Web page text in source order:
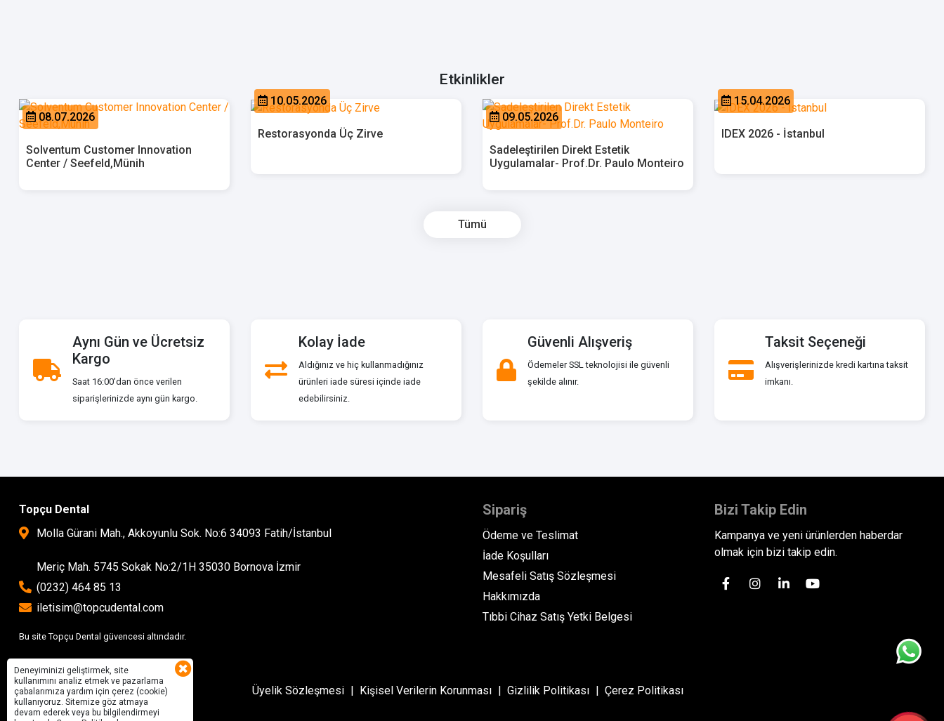
Etkinlikler
08.07.2026
Solventum Customer Innovation
Center / Seefeld,Münih
10.05.2026
Restorasyonda Üç Zirve
09.05.2026
Sadeleştirilen Direkt Estetik
Uygulamalar- Prof.Dr. Paulo Monteiro
15.04.2026
IDEX 2026 - İstanbul
Tümü
Aynı Gün ve Ücretsiz
Kargo
Saat 16:00’dan önce verilen
siparişlerinizde aynı gün kargo.
Kolay İade
Aldığınız ve hiç kullanmadığınız
ürünleri iade süresi içinde iade
edebilirsiniz.
Güvenli Alışveriş
Ödemeler SSL teknolojisi ile güvenli
şekilde alınır.
Taksit Seçeneği
Alışverişlerinizde kredi kartına taksit
imkanı.
Topçu Dental
Molla Gürani Mah., Akkoyunlu Sok. No:6 34093 Fatih/İstanbul
Meriç Mah. 5745 Sokak No:2/1H 35030 Bornova İzmir
(0232) 464 85 13
iletisim@topcudental.com
Bu site Topçu Dental güvencesi altındadır.
Sipariş
Ödeme ve Teslimat
İade Koşulları
Mesafeli Satış Sözleşmesi
Hakkımızda
Tıbbi Cihaz Satış Yetki Belgesi
Bizi Takip Edin
Kampanya ve yeni ürünlerden haberdar
olmak için bizi takip edin.
Üyelik Sözleşmesi Kişisel Verilerin Korunması Gizlilik Politikası Çerez Politikası
Deneyiminizi geliştirmek, site
kullanımını analiz etmek ve pazarlama
çabalarımıza yardım için çerez (cookie)
kullanıyoruz. Sitemize göz atmaya
devam ederek veya bu bilgilendirmeyi